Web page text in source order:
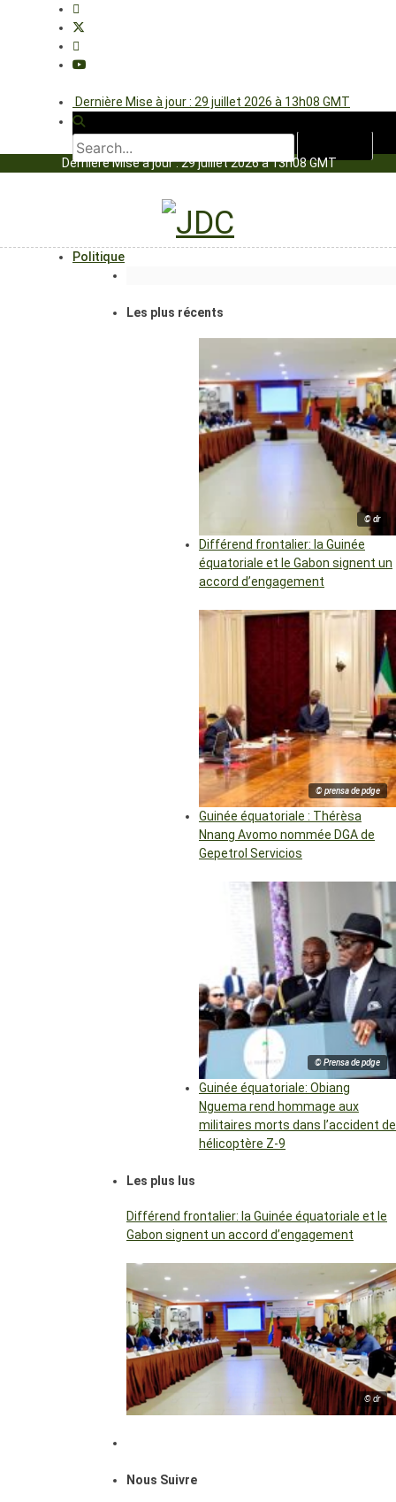
Dernière Mise à jour : 29 juillet 2026 à 13h08 GMT
Dernière Mise à jour : 29 juillet 2026 à 13h08 GMT
Politique
Les plus récents
© dr
Différend frontalier: la Guinée
équatoriale et le Gabon signent un
accord d’engagement
© prensa de pdge
Guinée équatoriale : Thérèsa
Nnang Avomo nommée DGA de
Gepetrol Servicios
© Prensa de pdge
Guinée équatoriale: Obiang
Nguema rend hommage aux
militaires morts dans l’accident de
hélicoptère Z-9
Les plus lus
Différend frontalier: la Guinée équatoriale et le
Gabon signent un accord d’engagement
© dr
Nous Suivre